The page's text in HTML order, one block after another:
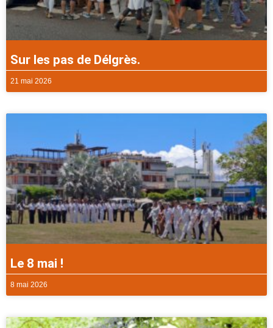
Sur les pas de Délgrès.
21 mai 2026
Le 8 mai !
8 mai 2026